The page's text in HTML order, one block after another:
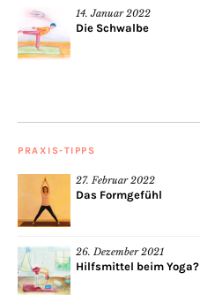
14. Januar 2022
Die Schwalbe
PRAXIS-TIPPS
27. Februar 2022
Das Formgefühl
26. Dezember 2021
Hilfsmittel beim Yoga?